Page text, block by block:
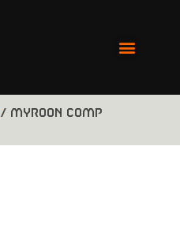
/ MYROON COMP